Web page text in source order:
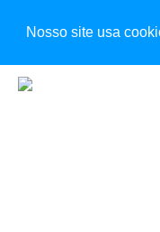
Nosso site usa